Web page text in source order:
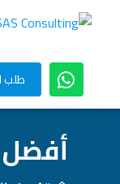
طلب
أفضل